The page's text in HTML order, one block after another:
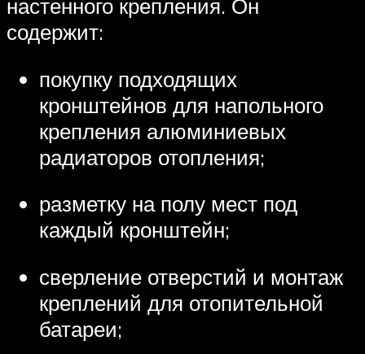
настенного крепления. Он
содержит:
покупку подходящих
кронштейнов для напольного
крепления алюминиевых
радиаторов отопления;
разметку на полу мест под
каждый кронштейн;
сверление отверстий и монтаж
креплений для отопительной
батареи;